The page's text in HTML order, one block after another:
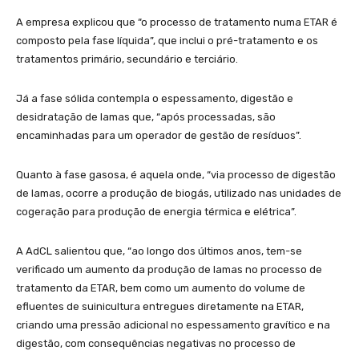
A empresa explicou que “o processo de tratamento numa ETAR é
composto pela fase líquida”, que inclui o pré-tratamento e os
tratamentos primário, secundário e terciário.
Já a fase sólida contempla o espessamento, digestão e
desidratação de lamas que, “após processadas, são
encaminhadas para um operador de gestão de resíduos”.
Quanto à fase gasosa, é aquela onde, “via processo de digestão
de lamas, ocorre a produção de biogás, utilizado nas unidades de
cogeração para produção de energia térmica e elétrica”.
A AdCL salientou que, “ao longo dos últimos anos, tem-se
verificado um aumento da produção de lamas no processo de
tratamento da ETAR, bem como um aumento do volume de
efluentes de suinicultura entregues diretamente na ETAR,
criando uma pressão adicional no espessamento gravítico e na
digestão, com consequências negativas no processo de